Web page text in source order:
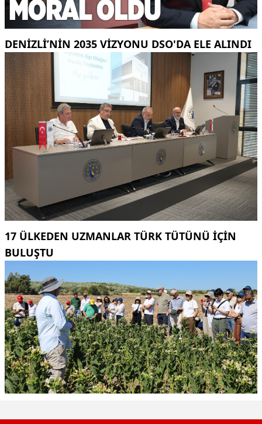
DENIZLI’NIN 2035 VIZYONU DSO'DA ELE ALINDI
17 ÜLKEDEN UZMANLAR TÜRK TÜTÜNÜ IÇIN
BULUŞTU